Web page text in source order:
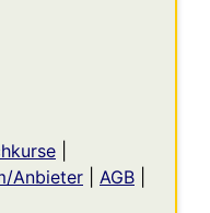
Anbieter AGB